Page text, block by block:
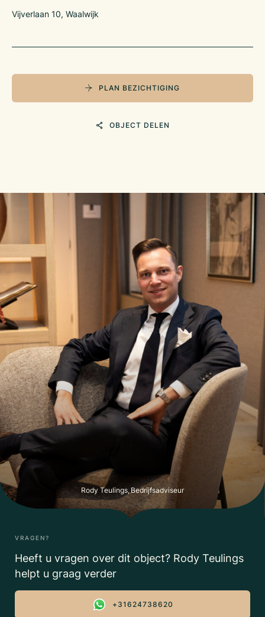
Vijverlaan 10, Waalwijk
PLAN BEZICHTIGING
OBJECT DELEN
Rody Teulings, Bedrijfsadviseur
VRAGEN?
Heeft u vragen over dit object? Rody Teulings
helpt u graag verder
+31624738620